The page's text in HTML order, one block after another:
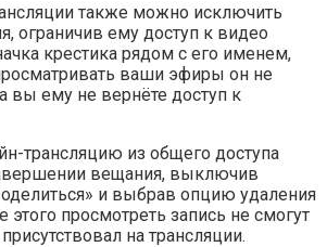
также можно исключить
ограничив ему доступ к видео
крестика рядом с его именем,
ваши эфиры он не
вы ему не вернёте доступ к
трансляцию из общего доступа
вещания, выключив
и выбрав опцию удаления
этого просмотреть запись не смогут
на трансляции.